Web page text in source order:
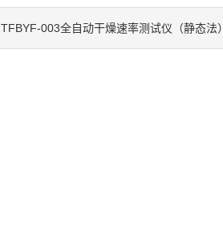
TFBYF-003全自动干燥速率测试仪（静态法）